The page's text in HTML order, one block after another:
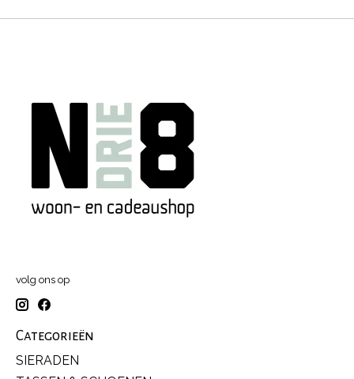
volg ons op
Categorieën
SIERADEN